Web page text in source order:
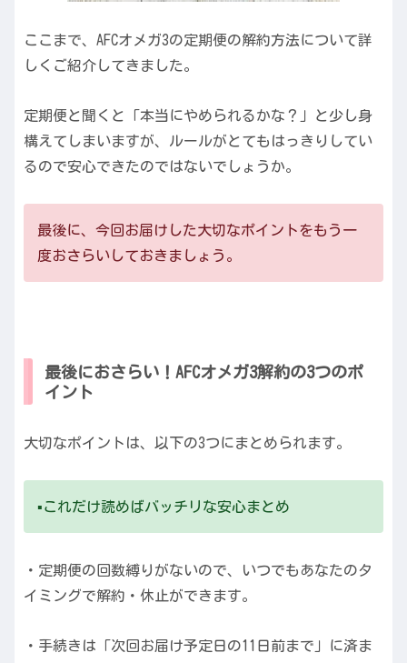
ここまで、AFCオメガ3の定期便の解約方法について詳
しくご紹介してきました。
定期便と聞くと「本当にやめられるかな？」と少し身
構えてしまいますが、ルールがとてもはっきりしてい
るので安心できたのではないでしょうか。
最後に、今回お届けした大切なポイントをもう一
度おさらいしておきましょう。
最後におさらい！AFCオメガ3解約の3つのポ
イント
大切なポイントは、以下の3つにまとめられます。
▪️これだけ読めばバッチリな安心まとめ
・定期便の回数縛りがないので、いつでもあなたのタ
イミングで解約・休止ができます。
・手続きは「次回お届け予定日の11日前まで」に済ま